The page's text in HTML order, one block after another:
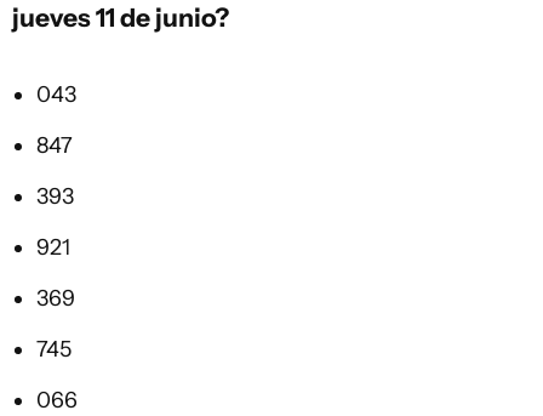
jueves 11 de junio?
043
847
393
921
369
745
066